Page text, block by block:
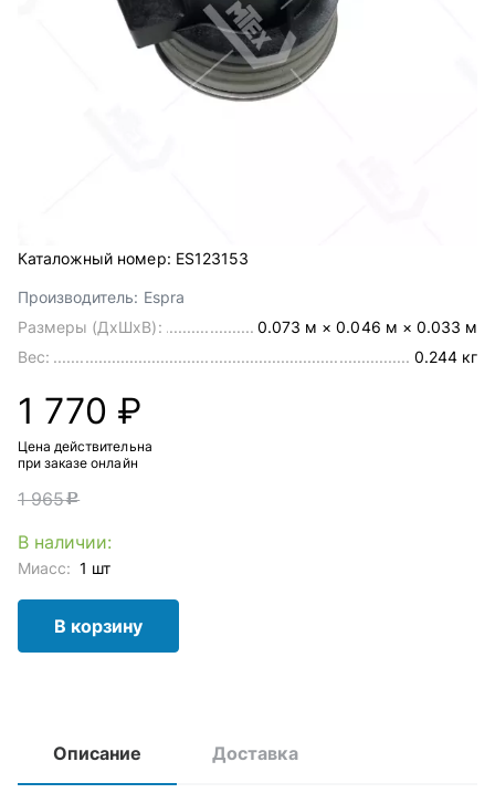
Каталожный номер: ES123153
Производитель: Espra
Размеры (ДхШхВ):
0.073 м × 0.046 м × 0.033 м
Вес:
0.244 кг
1 770 ₽
Цена действительна
при заказе онлайн
1 965c
В наличии:
Миасс: 1 шт
В корзину
Описание Доставка